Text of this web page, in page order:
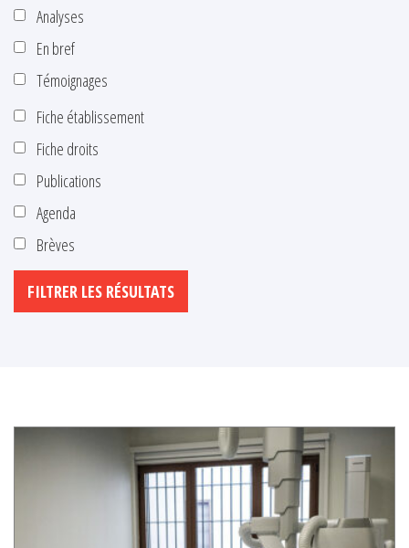
Analyses
En bref
Témoignages
Fiche établissement
Fiche droits
Publications
Agenda
Brèves